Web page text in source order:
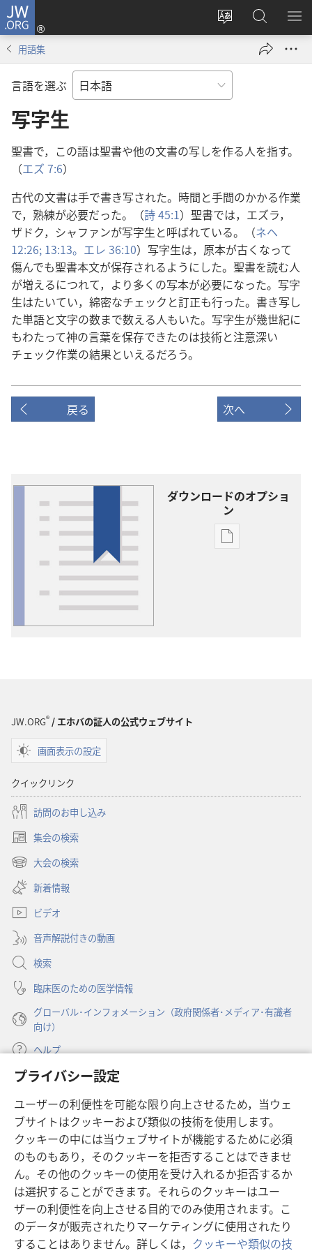
プライバシー設定
ユーザーの利便性を可能な限り向上させるため，当ウェ
ブサイトはクッキーおよび類似の技術を使用します。
クッキーの中には当ウェブサイトが機能するために必須
のものもあり，そのクッキーを拒否することはできませ
ん。その他のクッキーの使用を受け入れるか拒否するか
は選択することができます。それらのクッキーはユー
ザーの利便性を向上させる目的でのみ使用されます。こ
のデータが販売されたりマーケティングに使用されたり
することはありません。詳しくは， クッキーや類似の技
JW.ORG
サ
ト
の
言
変
ロ
グ
ン
し
ブ
く）
JW.ORG
の
検
メ
を
用語集
言語を選ぶ
写字生
聖書で，この語は聖書や他の文書の写しを作る人を指す。
（エズ 7:6）
古代の文書は手で書き写された。時間と手間のかかる作業
で，熟練が必要だった。（詩 45:1）聖書では，エズラ，
ザドク，シャファンが写字生と呼ばれている。（ネヘ
12:26; 13:13。 エレ 36:10）写字生は，原本が古くなって
傷んでも聖書本文が保存されるようにした。聖書を読む人
が増えるにつれて，より多くの写本が必要になった。写字
生はたいてい，綿密なチェックと訂正も行った。書き写し
た単語と文字の数まで数える人もいた。写字生が幾世紀に
もわたって神の言葉を保存できたのは技術と注意深い
チェック作業の結果といえるだろう。
戻る 次へ
ダウンロードのオプショ
ン
出
JW.ORG®/ エホバの証人の公式ウェブサイト
画面表示の設定
クイックリンク
訪問のお申し込み
集会の検索
（新
し
タ
で
開
く）
大会の検索
（新
し
い
タ
ブ
で
開
く）
新着情報
ビデオ
音声解説付きの動画
検索
臨床医のための医学情報
グローバル･インフォメーション（政府関係者･メディア･有識者
向け）
ヘルプ
寄付
し
い
タ
ブ
で
開
く）
ものみの塔 オンライン・ライブラリー
（新
し
い
タ
ブ
で
開
く）
JW Hub ®
（新
し
い
タ
ブ
で
JW Library ®
Watchtower Library®